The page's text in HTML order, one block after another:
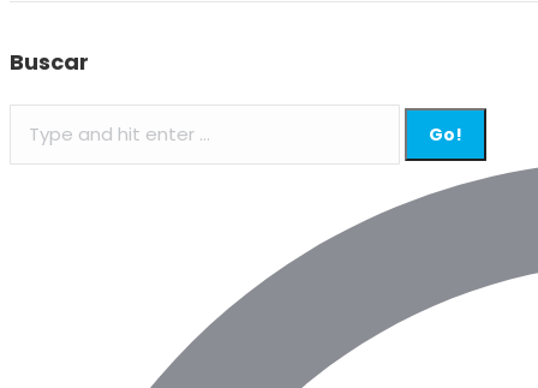
Buscar